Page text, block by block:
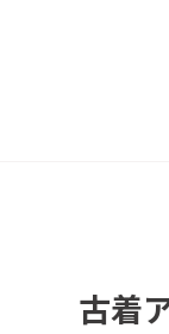
古着